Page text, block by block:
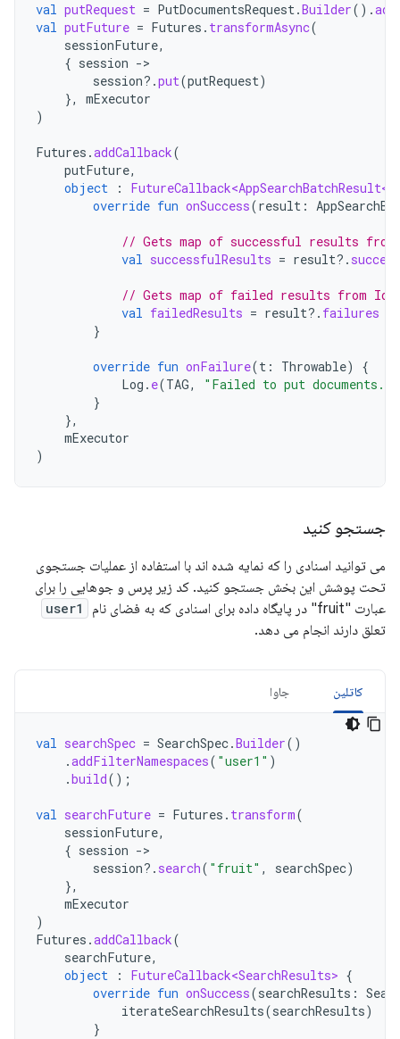
val putRequest = PutDocumentsRequest.Builder().
val putFuture = Futures . transformAsync(
sessionFuture,
{ session -
session?.put(putRequest)
},
mExecutor
)
Futures .addCallback(
putFuture,
object
:
override fun onSuccess(result :
// Gets map of successful results
val successfulResults = result?.
// Gets map of failed results from Id to
val failedResults = result?. failures
}
override fun onFailure(t : Throwable)
{
Log . e(TAG, "Failed to put documents."
}
},
mExecutor
)
جستجو کنید
می توانید اسنادی را که نمایه شده اند با استفاده از عملیات جستجوی
تحت پوشش این بخش جستجو کنید. کد زیر پرس و جوهایی را برای
عبارت "fruit" در پایگاه داده برای اسنادی که به فضای نام
user1
تعلق دارند انجام می دهد.
کاتلین جاوا
val searchSpec = SearchSpec.Builder()
.addFilterNamespaces( "user1" )
.build();
val searchFuture = Futures . transform(
sessionFuture,
{ session -
session?. search( "fruit" , searchSpec)
},
mExecutor
)
Futures .addCallback(
searchFuture,
object
: FutureCallback<SearchResults> {
override fun onSuccess(searchResults :
iterateSearchResults(searchResults)
}